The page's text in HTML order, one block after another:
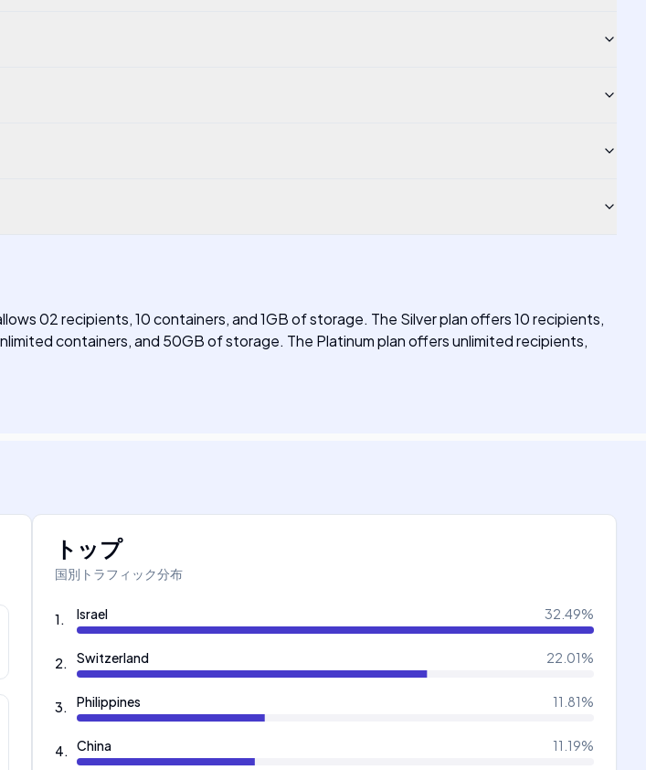
02 recipients, 10 containers, and 1GB of storage. The Silver plan offers 10 recipients,
containers, and 50GB of storage. The Platinum plan offers unlimited recipients,
トップ
国別トラフィック分布
1. Israel 32.49%
2. Switzerland 22.01%
3. Philippines 11.81%
4. China 11.19%